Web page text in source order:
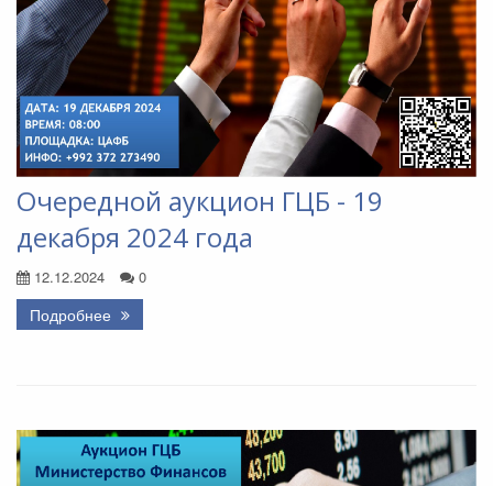
Очередной аукцион ГЦБ - 19
декабря 2024 года
12.12.2024 0
Подробнее